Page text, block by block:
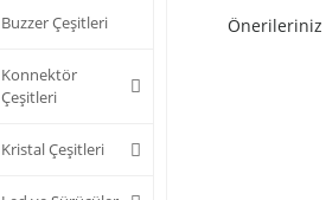
Buzzer Çeşitleri
Konnektör
Çeşitleri
Kristal Çeşitleri
Önerileriniz